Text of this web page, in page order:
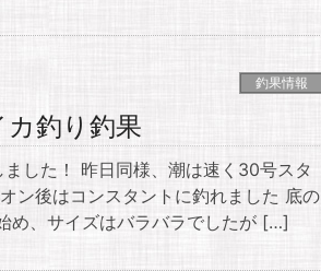
釣果情報
カ釣り釣果
した！ 昨日同様、潮は速く30号スタ
ン後はコンスタントに釣れました 底の
め、サイズはバラバラでしたが […]